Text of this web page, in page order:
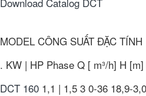
MODEL CÔNG SUẤT ĐẶC TÍNH
. KW | HP Phase Q [ m³/h] H [m]
DCT 160 1,1 | 1,5 3 0-36 18,9-3,0